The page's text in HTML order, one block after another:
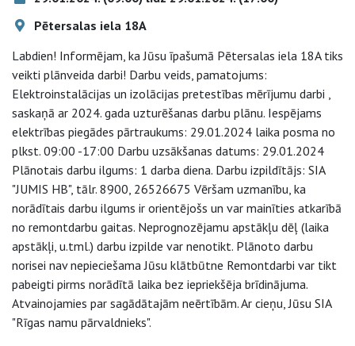
Pētersalas iela 18A
Labdien! Informējam, ka Jūsu īpašumā Pētersalas iela 18A tiks
veikti plānveida darbi! Darbu veids, pamatojums:
Elektroinstalācijas un izolācijas pretestības mērījumu darbi ,
saskaņā ar 2024. gada uzturēšanas darbu plānu. Iespējams
elektrības piegādes pārtraukums: 29.01.2024 laika posma no
plkst. 09:00 -17:00 Darbu uzsākšanas datums: 29.01.2024
Plānotais darbu ilgums: 1 darba diena. Darbu izpildītājs: SIA
"JUMIS HB", tālr. 8900, 26526675 Vēršam uzmanību, ka
norādītais darbu ilgums ir orientējošs un var mainīties atkarībā
no remontdarbu gaitas. Neprognozējamu apstākļu dēļ (laika
apstākļi, u.tml.) darbu izpilde var nenotikt. Plānoto darbu
norisei nav nepieciešama Jūsu klātbūtne Remontdarbi var tikt
pabeigti pirms norādītā laika bez iepriekšēja brīdinājuma.
Atvainojamies par sagādātajām neērtībām. Ar cieņu, Jūsu SIA
"Rīgas namu pārvaldnieks".